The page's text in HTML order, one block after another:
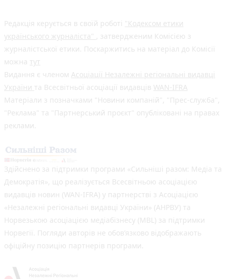
Редакція керується в своїй роботі "Кодексом етики
українського журналіста" , затвердженим Комісією з
журналістської етики. Поскаржитись на матеріал до Комісії
можна тут
Видання є членом Асоціації Незалежні регіональні видавці
України та Всесвітньої асоціації видавців WAN-IFRA
Матеріали з позначками "Новини компаній", "Прес-служба",
"Реклама" та "Партнерський проєкт" опубліковані на правах
реклами.
Здійснено за підтримки програми «Сильніші разом: Медіа та
Демократія», що реалізується Всесвітньою асоціацією
видавців новин (WAN-IFRA) у партнерстві з Асоціацією
«Незалежні регіональні видавці України» (АНРВУ) та
Норвезькою асоціацією медіабізнесу (MBL) за підтримки
Норвегії. Погляди авторів не обов’язково відображають
офіційну позицію партнерів програми.